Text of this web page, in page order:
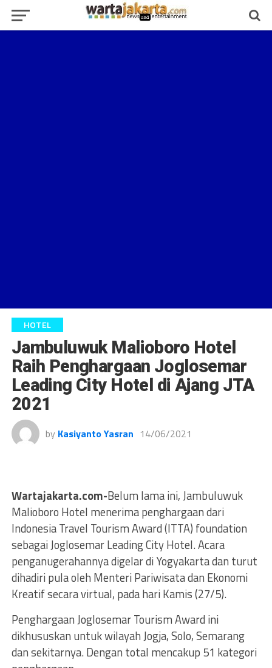
HOTEL
Jambuluwuk Malioboro Hotel
Raih Penghargaan Joglosemar
Leading City Hotel di Ajang JTA
2021
by Kasiyanto Yasran 14/06/2021
Wartajakarta.com-Belum lama ini, Jambuluwuk
Malioboro Hotel menerima penghargaan dari
Indonesia Travel Tourism Award (ITTA) foundation
sebagai Joglosemar Leading City Hotel. Acara
penganugerahannya digelar di Yogyakarta dan turut
dihadiri pula oleh Menteri Pariwisata dan Ekonomi
Kreatif secara virtual, pada hari Kamis (27/5).
Penghargaan Joglosemar Tourism Award ini
dikhususkan untuk wilayah Jogja, Solo, Semarang
dan sekitarnya. Dengan total mencakup 51 kategori